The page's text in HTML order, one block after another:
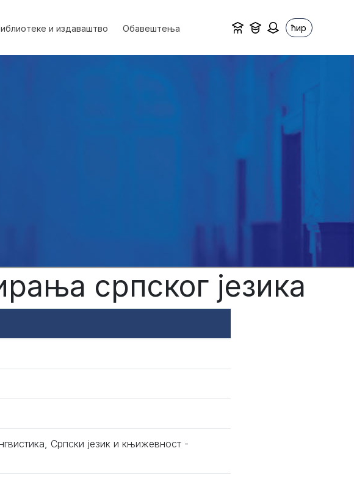
и издаваштво Обавештења ћир
српског језика
Српски језик и књижевност -